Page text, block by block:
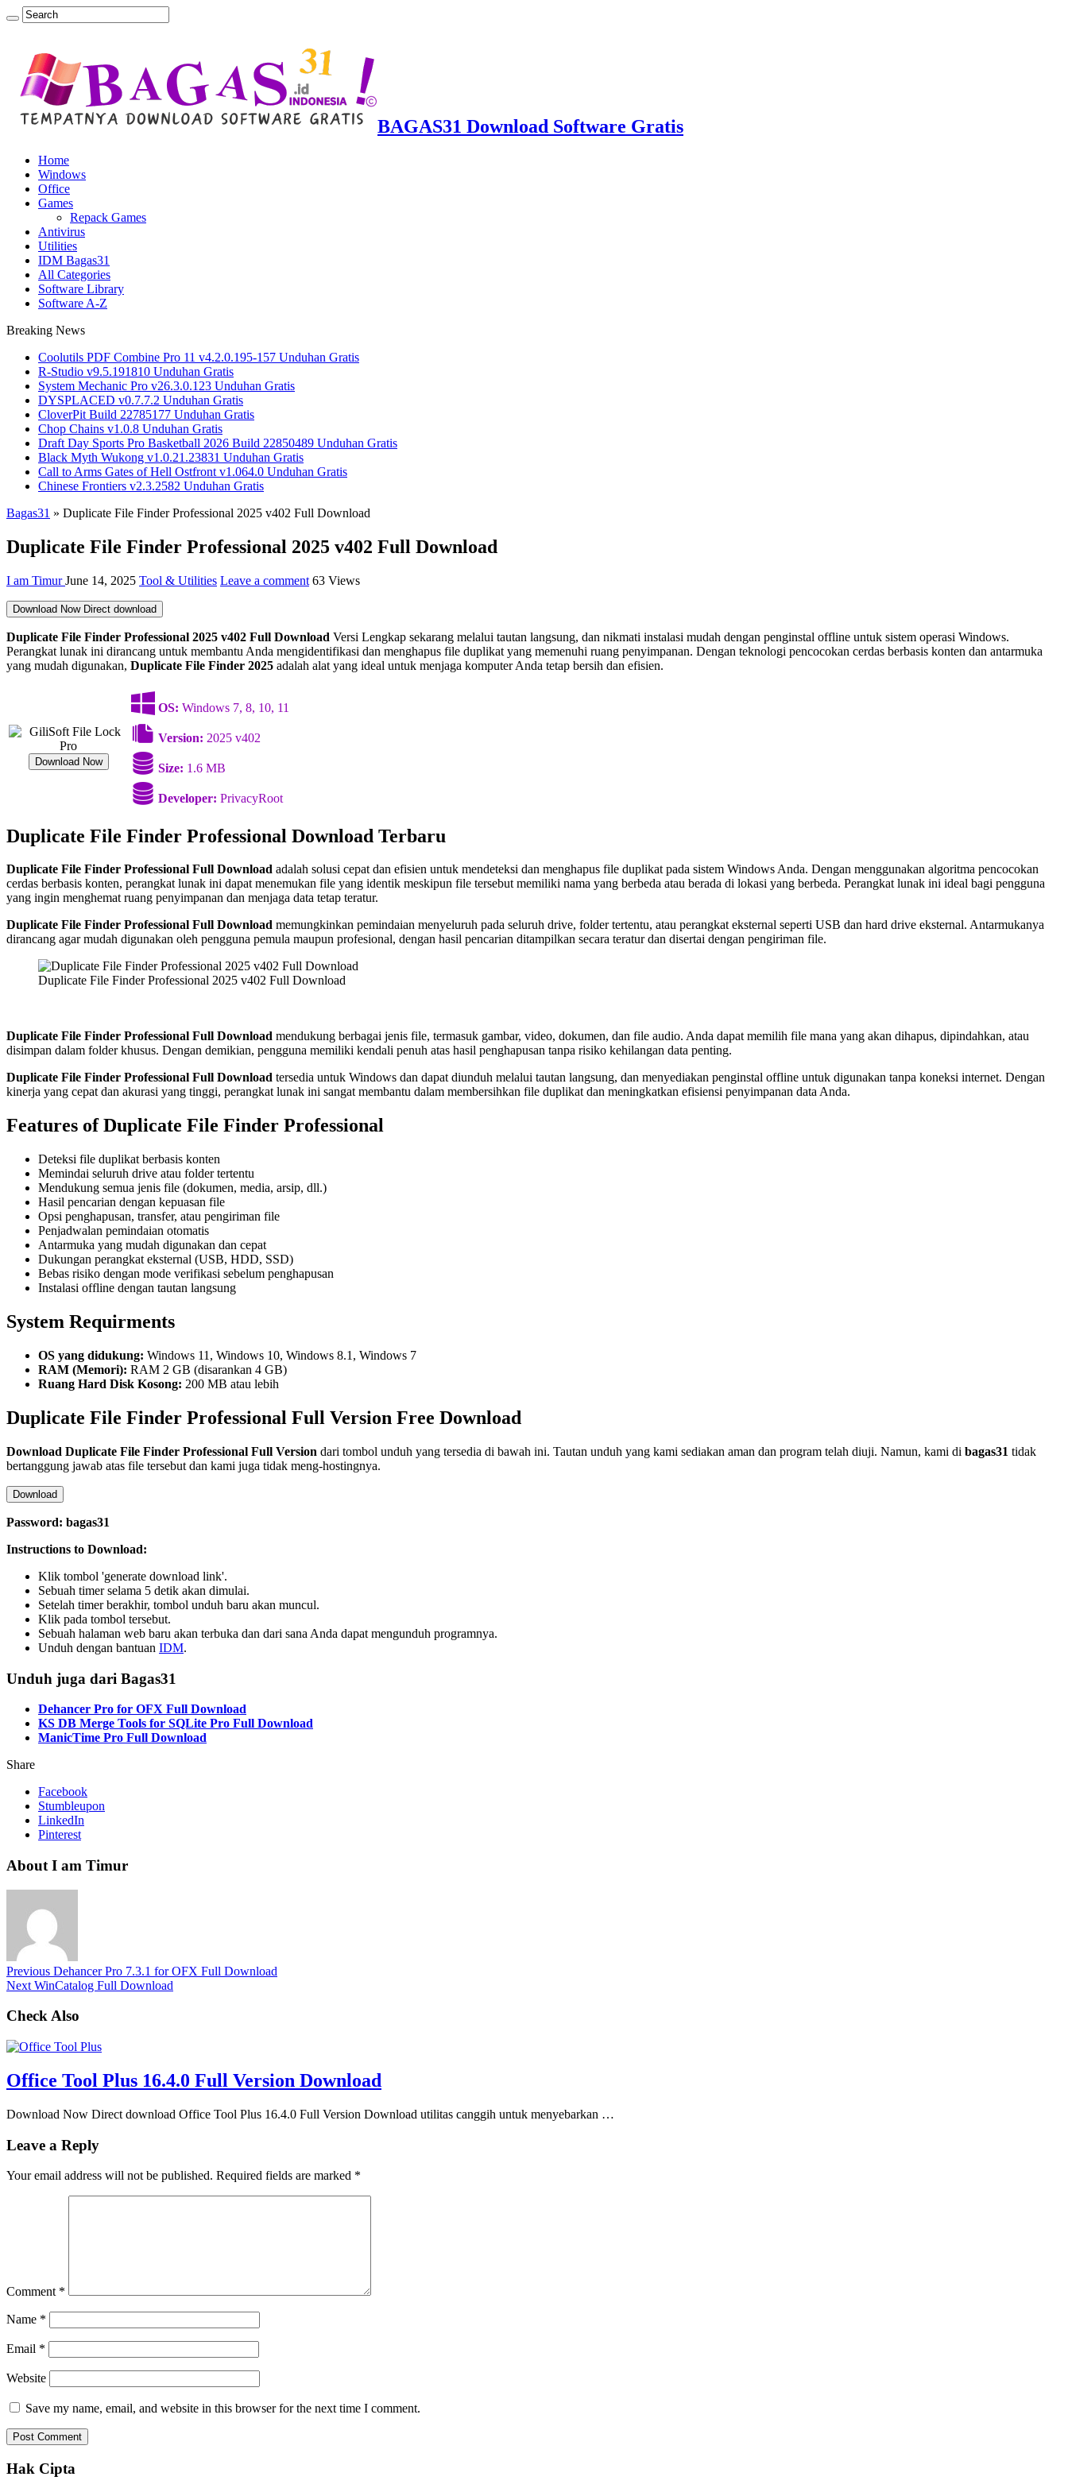
BAGAS31 Download Software Gratis
Home
Windows
Office
Games
Repack Games
Antivirus
Utilities
IDM Bagas31
All Categories
Software Library
Software A-Z
Breaking News
Coolutils PDF Combine Pro 11 v4.2.0.195-157 Unduhan Gratis
R-Studio v9.5.191810 Unduhan Gratis
System Mechanic Pro v26.3.0.123 Unduhan Gratis
DYSPLACED v0.7.7.2 Unduhan Gratis
CloverPit Build 22785177 Unduhan Gratis
Chop Chains v1.0.8 Unduhan Gratis
Draft Day Sports Pro Basketball 2026 Build 22850489 Unduhan Gratis
Black Myth Wukong v1.0.21.23831 Unduhan Gratis
Call to Arms Gates of Hell Ostfront v1.064.0 Unduhan Gratis
Chinese Frontiers v2.3.2582 Unduhan Gratis
Bagas31 » Duplicate File Finder Professional 2025 v402 Full Download
Duplicate File Finder Professional 2025 v402 Full Download
I am TimurJune 14, 2025 Tool & Utilities Leave a comment 63 Views
Download Now Direct download
Duplicate File Finder Professional 2025 v402 Full Download Versi Lengkap sekarang melalui tautan langsung, dan nikmati instalasi mudah dengan penginstal offline untuk sistem operasi Windows.
Perangkat lunak ini dirancang untuk membantu Anda mengidentifikasi dan menghapus file duplikat yang memenuhi ruang penyimpanan. Dengan teknologi pencocokan cerdas berbasis konten dan antarmuka
yang mudah digunakan, Duplicate File Finder 2025 adalah alat yang ideal untuk menjaga komputer Anda tetap bersih dan efisien.
Download Now
OS: Windows 7, 8, 10, 11
Version: 2025 v402
Size: 1.6 MB
Developer: PrivacyRoot
Duplicate File Finder Professional Download Terbaru
Duplicate File Finder Professional Full Download adalah solusi cepat dan efisien untuk mendeteksi dan menghapus file duplikat pada sistem Windows Anda. Dengan menggunakan algoritma pencocokan
cerdas berbasis konten, perangkat lunak ini dapat menemukan file yang identik meskipun file tersebut memiliki nama yang berbeda atau berada di lokasi yang berbeda. Perangkat lunak ini ideal bagi pengguna
yang ingin menghemat ruang penyimpanan dan menjaga data tetap teratur.
Duplicate File Finder Professional Full Download memungkinkan pemindaian menyeluruh pada seluruh drive, folder tertentu, atau perangkat eksternal seperti USB dan hard drive eksternal. Antarmukanya
dirancang agar mudah digunakan oleh pengguna pemula maupun profesional, dengan hasil pencarian ditampilkan secara teratur dan disertai dengan pengiriman file.
Duplicate File Finder Professional 2025 v402 Full Download
Duplicate File Finder Professional Full Download mendukung berbagai jenis file, termasuk gambar, video, dokumen, dan file audio. Anda dapat memilih file mana yang akan dihapus, dipindahkan, atau
disimpan dalam folder khusus. Dengan demikian, pengguna memiliki kendali penuh atas hasil penghapusan tanpa risiko kehilangan data penting.
Duplicate File Finder Professional Full Download tersedia untuk Windows dan dapat diunduh melalui tautan langsung, dan menyediakan penginstal offline untuk digunakan tanpa koneksi internet. Dengan
kinerja yang cepat dan akurasi yang tinggi, perangkat lunak ini sangat membantu dalam membersihkan file duplikat dan meningkatkan efisiensi penyimpanan data Anda.
Features of Duplicate File Finder Professional
Deteksi file duplikat berbasis konten
Memindai seluruh drive atau folder tertentu
Mendukung semua jenis file (dokumen, media, arsip, dll.)
Hasil pencarian dengan kepuasan file
Opsi penghapusan, transfer, atau pengiriman file
Penjadwalan pemindaian otomatis
Antarmuka yang mudah digunakan dan cepat
Dukungan perangkat eksternal (USB, HDD, SSD)
Bebas risiko dengan mode verifikasi sebelum penghapusan
Instalasi offline dengan tautan langsung
System Requirments
OS yang didukung: Windows 11, Windows 10, Windows 8.1, Windows 7
RAM (Memori): RAM 2 GB (disarankan 4 GB)
Ruang Hard Disk Kosong: 200 MB atau lebih
Duplicate File Finder Professional Full Version Free Download
Download Duplicate File Finder Professional Full Version dari tombol unduh yang tersedia di bawah ini. Tautan unduh yang kami sediakan aman dan program telah diuji. Namun, kami di bagas31 tidak
bertanggung jawab atas file tersebut dan kami juga tidak meng-hostingnya.
Download
Password: bagas31
Instructions to Download:
Klik tombol 'generate download link'.
Sebuah timer selama 5 detik akan dimulai.
Setelah timer berakhir, tombol unduh baru akan muncul.
Klik pada tombol tersebut.
Sebuah halaman web baru akan terbuka dan dari sana Anda dapat mengunduh programnya.
Unduh dengan bantuan IDM.
Unduh juga dari Bagas31
Dehancer Pro for OFX Full Download
KS DB Merge Tools for SQLite Pro Full Download
ManicTime Pro Full Download
Share
Facebook
Stumbleupon
LinkedIn
Pinterest
About I am Timur
Previous Dehancer Pro 7.3.1 for OFX Full Download
Next WinCatalog Full Download
Check Also
Office Tool Plus 16.4.0 Full Version Download
Download Now Direct download Office Tool Plus 16.4.0 Full Version Download utilitas canggih untuk menyebarkan …
Leave a Reply
Your email address will not be published. Required fields are marked *
Comment *
Name *
Email *
Website
Save my name, email, and website in this browser for the next time I comment.
Hak Cipta